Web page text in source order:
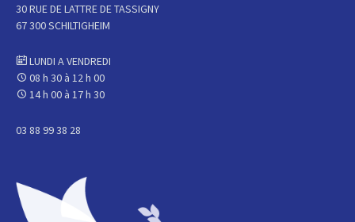
30 RUE DE LATTRE DE TASSIGNY
67 300 SCHILTIGHEIM
LUNDI A VENDREDI
08 h 30 à 12 h 00
14 h 00 à 17 h 30
03 88 99 38 28